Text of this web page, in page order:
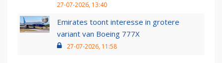
27-07-2026, 13:40
Emirates toont interesse in grotere
variant van Boeing 777X
27-07-2026, 11:58